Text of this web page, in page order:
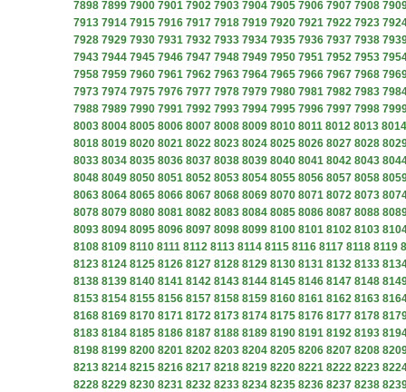
7898 7899 7900 7901 7902 7903 7904 7905 7906 7907 7908
7913 7914 7915 7916 7917 7918 7919 7920 7921 7922 7923
7928 7929 7930 7931 7932 7933 7934 7935 7936 7937 7938
7943 7944 7945 7946 7947 7948 7949 7950 7951 7952 7953
7958 7959 7960 7961 7962 7963 7964 7965 7966 7967 7968
7973 7974 7975 7976 7977 7978 7979 7980 7981 7982 7983
7988 7989 7990 7991 7992 7993 7994 7995 7996 7997 7998
8003 8004 8005 8006 8007 8008 8009 8010 8011 8012 8013 8014
8018 8019 8020 8021 8022 8023 8024 8025 8026 8027 8028
8033 8034 8035 8036 8037 8038 8039 8040 8041 8042 8043
8048 8049 8050 8051 8052 8053 8054 8055 8056 8057 8058
8063 8064 8065 8066 8067 8068 8069 8070 8071 8072 8073
8078 8079 8080 8081 8082 8083 8084 8085 8086 8087 8088
8093 8094 8095 8096 8097 8098 8099 8100 8101 8102 8103
8108 8109 8110 8111 8112 8113 8114 8115 8116 8117 8118 8119
8123 8124 8125 8126 8127 8128 8129 8130 8131 8132 8133
8138 8139 8140 8141 8142 8143 8144 8145 8146 8147 8148
8153 8154 8155 8156 8157 8158 8159 8160 8161 8162 8163
8168 8169 8170 8171 8172 8173 8174 8175 8176 8177 8178
8183 8184 8185 8186 8187 8188 8189 8190 8191 8192 8193
8198 8199 8200 8201 8202 8203 8204 8205 8206 8207 8208
8213 8214 8215 8216 8217 8218 8219 8220 8221 8222 8223
8228 8229 8230 8231 8232 8233 8234 8235 8236 8237 8238